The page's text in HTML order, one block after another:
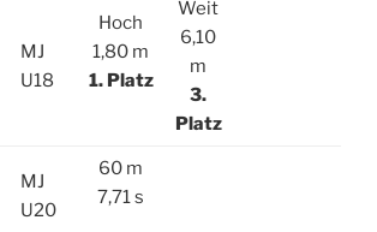
MJ
U18
Hoch
1,80 m
1. Platz
Weit
6,10
m
3.
Platz
MJ
U20
60 m
7,71 s